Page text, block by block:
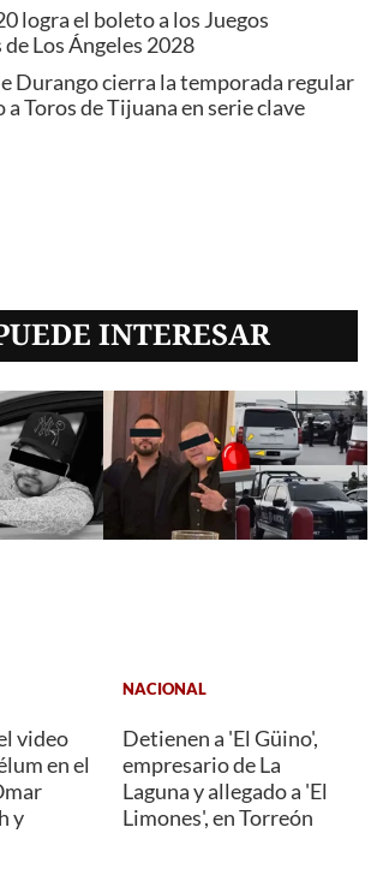
logra el boleto a los Juegos
Los Ángeles 2028
Durango cierra la temporada regular
a Toros de Tijuana en serie clave
INTERESAR
video
en el
y
NACIONAL
Detienen a 'El Güino',
empresario de La
Laguna y allegado a 'El
Limones', en Torreón